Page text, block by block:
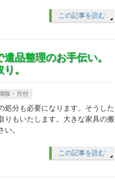
この記事を読む
品整理のお手伝い。
。
除・片付
処分も必要になります。そうした
りもいたします。大きな家具の搬
い。
この記事を読む